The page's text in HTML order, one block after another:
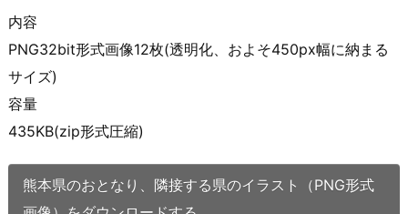
内容
PNG32bit形式画像12枚(透明化、およそ450px幅に納まる
サイズ)
容量
435KB(zip形式圧縮)
熊本県のおとなり、隣接する県のイラスト（PNG形式